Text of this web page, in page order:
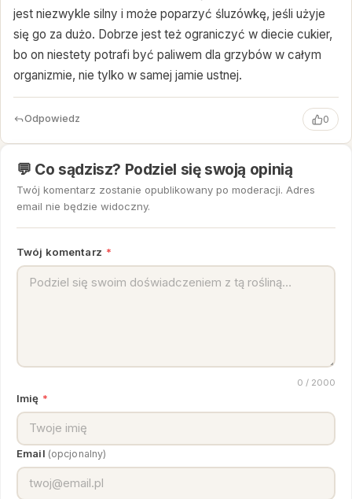
jest niezwykle silny i może poparzyć śluzówkę, jeśli użyje
się go za dużo. Dobrze jest też ograniczyć w diecie cukier,
bo on niestety potrafi być paliwem dla grzybów w całym
organizmie, nie tylko w samej jamie ustnej.
Odpowiedz 0
💬 Co sądzisz? Podziel się swoją opinią
Twój komentarz zostanie opublikowany po moderacji. Adres
email nie będzie widoczny.
Twój komentarz *
0 / 2000
Imię *
Email (opcjonalny)